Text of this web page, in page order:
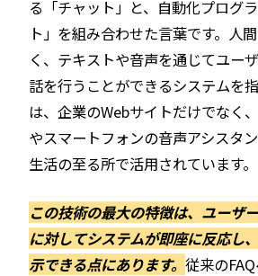
る「チャット」と、自動化プログ
ト」を組み合わせた言葉です。人
く、テキストや音声を通じてユー
話を行うことができるシステムを
は、企業のWebサイトだけでなく
やスマートフォンの音声アシスタ
生活の至る所で活用されています。
この技術の最大の特徴は、ユーザ
に対してシステムが即座に反応し
示できる点にあります。従来の